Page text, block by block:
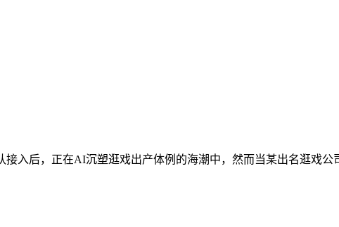
入后，正在AI沉塑逛戏出产体例的海潮中，然而当某出名逛戏公